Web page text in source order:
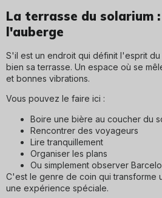
La terrasse du solarium
l'auberge
S'il est un endroit qui définit l'esprit
bien sa terrasse. Un espace où se
et bonnes vibrations.
Vous pouvez le faire ici :
Boire une bière au coucher du
Rencontrer des voyageurs
Lire tranquillement
Organiser les plans
Ou simplement observer
C'est le genre de coin qui transforme
une expérience spéciale.